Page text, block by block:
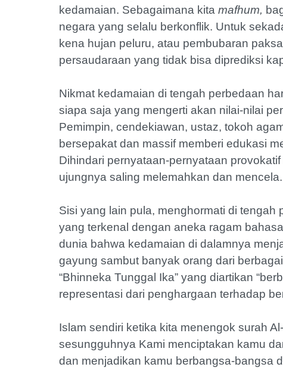
kedamaian. Sebagaimana kita mafhum,
negara yang selalu berkonflik. Untuk
kena hujan peluru, atau pembubaran
persaudaraan yang tidak bisa diprediksi
Nikmat kedamaian di tengah perbedaan
siapa saja yang mengerti akan nilai-nilai
Pemimpin, cendekiawan, ustaz, tokoh
bersepakat dan massif memberi edukasi
Dihindari pernyataan-pernyataan
ujungnya saling melemahkan dan mencela.
Sisi yang lain pula, menghormati di
yang terkenal dengan aneka ragam
dunia bahwa kedamaian di dalamnya
gayung sambut banyak orang dari
“Bhinneka Tunggal Ika” yang diartikan
representasi dari penghargaan terhadap
Islam sendiri ketika kita menengok surah
sesungguhnya Kami menciptakan kamu
dan menjadikan kamu berbangsa-bangsa